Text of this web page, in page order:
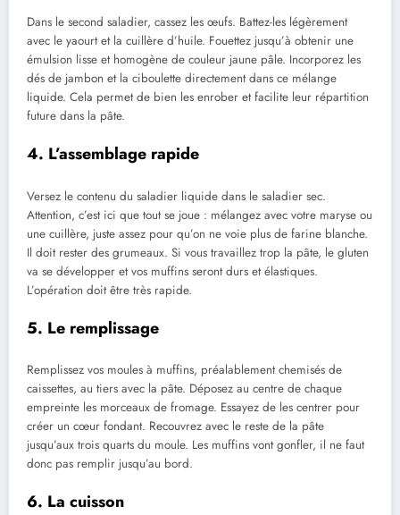
Dans le second saladier, cassez les œufs. Battez-les légèrement
avec le yaourt et la cuillère d’huile. Fouettez jusqu’à obtenir une
émulsion lisse et homogène de couleur jaune pâle. Incorporez les
dés de jambon et la ciboulette directement dans ce mélange
liquide. Cela permet de bien les enrober et facilite leur répartition
future dans la pâte.
4. L’assemblage rapide
Versez le contenu du saladier liquide dans le saladier sec.
Attention, c’est ici que tout se joue : mélangez avec votre maryse ou
une cuillère, juste assez pour qu’on ne voie plus de farine blanche.
Il doit rester des grumeaux. Si vous travaillez trop la pâte, le gluten
va se développer et vos muffins seront durs et élastiques.
L’opération doit être très rapide.
5. Le remplissage
Remplissez vos moules à muffins, préalablement chemisés de
caissettes, au tiers avec la pâte. Déposez au centre de chaque
empreinte les morceaux de fromage. Essayez de les centrer pour
créer un cœur fondant. Recouvrez avec le reste de la pâte
jusqu’aux trois quarts du moule. Les muffins vont gonfler, il ne faut
donc pas remplir jusqu’au bord.
6. La cuisson